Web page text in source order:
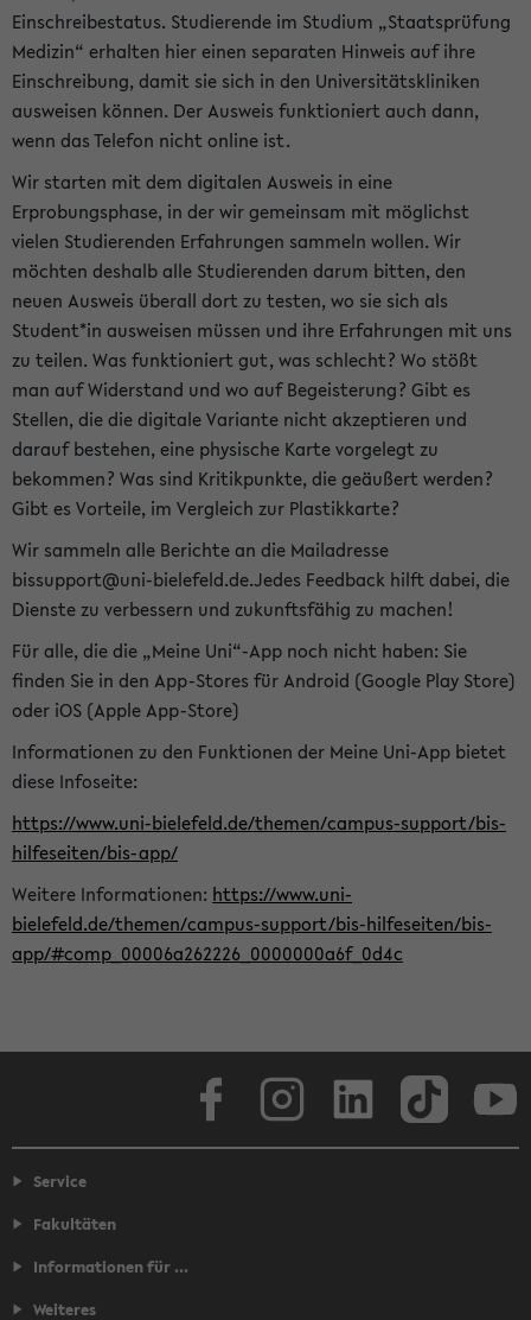
Einschreibestatus. Studierende im Studium „Staatsprüfung
Medizin“ erhalten hier einen separaten Hinweis auf ihre
Einschreibung, damit sie sich in den Universitätskliniken
ausweisen können. Der Ausweis funktioniert auch dann,
wenn das Telefon nicht online ist.
Wir starten mit dem digitalen Ausweis in eine
Erprobungsphase, in der wir gemeinsam mit möglichst
vielen Studierenden Erfahrungen sammeln wollen. Wir
möchten deshalb alle Studierenden darum bitten, den
neuen Ausweis überall dort zu testen, wo sie sich als
Student*in ausweisen müssen und ihre Erfahrungen mit uns
zu teilen. Was funktioniert gut, was schlecht? Wo stößt
man auf Widerstand und wo auf Begeisterung? Gibt es
Stellen, die die digitale Variante nicht akzeptieren und
darauf bestehen, eine physische Karte vorgelegt zu
bekommen? Was sind Kritikpunkte, die geäußert werden?
Gibt es Vorteile, im Vergleich zur Plastikkarte?
Wir sammeln alle Berichte an die Mailadresse
bissupport@uni-bielefeld.de.Jedes Feedback hilft dabei, die
Dienste zu verbessern und zukunftsfähig zu machen!
Für alle, die die „Meine Uni“-App noch nicht haben: Sie
finden Sie in den App-Stores für Android (Google Play Store)
oder iOS (Apple App-Store)
Informationen zu den Funktionen der Meine Uni-App bietet
diese Infoseite:
https://www.uni-bielefeld.de/themen/campus-support/bis-
hilfeseiten/bis-app/
Weitere Informationen: https://www.uni-
bielefeld.de/themen/campus-support/bis-hilfeseiten/bis-
app/#comp_00006a262226_0000000a6f_0d4c
Service
Fakultäten
Informationen für ...
Weiteres